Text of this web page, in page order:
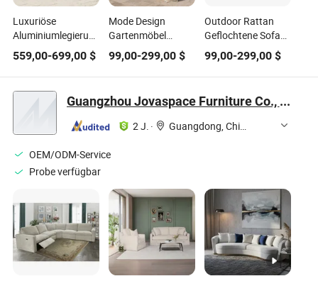
Luxuriöse
Aluminiumlegierung
Terrasse Sofa
Gartenmöbel Set
für die Terrasse
559,00-699,00 $
Mode Design
Gartenmöbel
Außen Aluminium
und Teaklatten
Sofa Set
99,00-299,00$
Outdoor Rattan
Geflochtene Sofa
Garten Patio Möbel
Set für Hotel
99,00-299,00$
Guangzhou Jovaspace Furniture Co., Ltd.
2 J. · Guangdong, China
OEM/ODM-Service
Probe verfügbar